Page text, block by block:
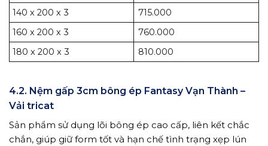
140 x 200 x 3
715.000
160 x 200 x 3
760.000
180 x 200 x 3
810.000
4.2. Nệm gấp 3cm bông ép Fantasy Vạn Thành –
Vải tricat
Sản phẩm sử dụng lõi bông ép cao cấp, liên kết chắc
chắn, giúp giữ form tốt và hạn chế tình trạng xẹp lún